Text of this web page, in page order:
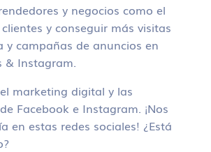
y negocios como el
y conseguir más visitas
y campañas de anuncios en
& Instagram.
marketing digital y las
Facebook e Instagram. ¡Nos
en estas redes sociales! ¿Está